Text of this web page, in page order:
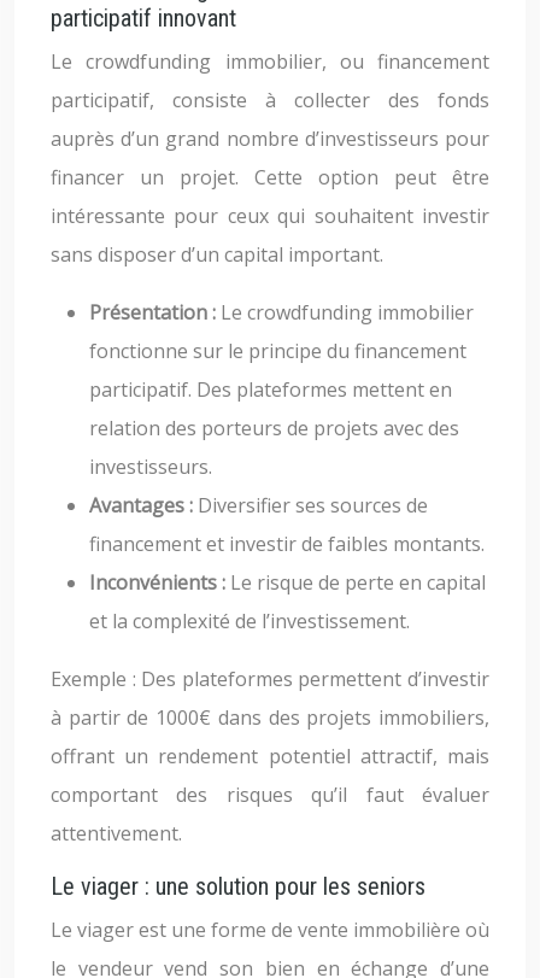
participatif innovant
Le crowdfunding immobilier, ou financement
participatif, consiste à collecter des fonds
auprès d’un grand nombre d’investisseurs pour
financer un projet. Cette option peut être
intéressante pour ceux qui souhaitent investir
sans disposer d’un capital important.
Présentation : Le crowdfunding immobilier
fonctionne sur le principe du financement
participatif. Des plateformes mettent en
relation des porteurs de projets avec des
investisseurs.
Avantages : Diversifier ses sources de
financement et investir de faibles montants.
Inconvénients : Le risque de perte en capital
et la complexité de l’investissement.
Exemple : Des plateformes permettent d’investir
à partir de 1000€ dans des projets immobiliers,
offrant un rendement potentiel attractif, mais
comportant des risques qu’il faut évaluer
attentivement.
Le viager : une solution pour les seniors
Le viager est une forme de vente immobilière où
le vendeur vend son bien en échange d’une